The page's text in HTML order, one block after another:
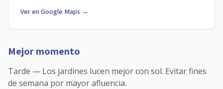
Ver en Google Maps →
Mejor momento
Tarde — Los jardines lucen mejor con sol. Evitar fines
de semana por mayor afluencia.